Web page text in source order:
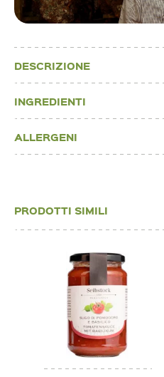
DESCRIZIONE
INGREDIENTI
ALLERGENI
PRODOTTI SIMILI